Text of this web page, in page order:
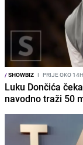
/SHOWBIZ I PRIJE OKO 14H
Luku Dončića
navodno traži 50